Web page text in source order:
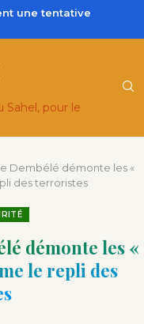
une tentative
pour le
Dembélé démonte les «
des terroristes
démonte les «
le repli des